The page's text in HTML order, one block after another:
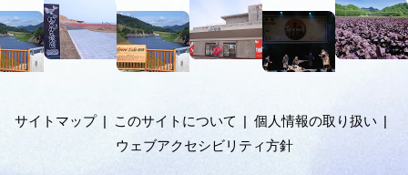
の
階
層
文
へ
メ
サイトマップ このサイトについて
個人情報の取り扱い
ウェブアクセシビリティ方針